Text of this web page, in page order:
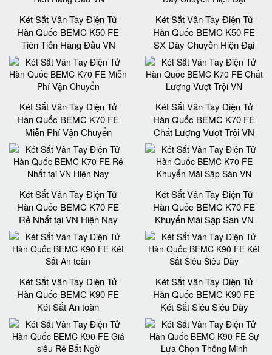
Két Sắt Vân Tay Điện Tử
Hàn Quốc BEMC K50 FE
Tiên Tiến Hàng Đầu VN
Két Sắt Vân Tay Điện Tử
Hàn Quốc BEMC K50 FE
SX Dây Chuyền Hiện Đại
Két Sắt Vân Tay Điện Tử
Hàn Quốc BEMC K70 FE
Miễn Phí Vận Chuyển
Két Sắt Vân Tay Điện Tử
Hàn Quốc BEMC K70 FE
Chất Lượng Vượt Trội VN
Két Sắt Vân Tay Điện Tử
Hàn Quốc BEMC K70 FE
Rẻ Nhất tại VN Hiện Nay
Két Sắt Vân Tay Điện Tử
Hàn Quốc BEMC K70 FE
Khuyến Mãi Sập Sàn VN
Két Sắt Vân Tay Điện Tử
Hàn Quốc BEMC K90 FE
Két Sắt An toàn
Két Sắt Vân Tay Điện Tử
Hàn Quốc BEMC K90 FE
Két Sắt Siêu Siêu Dày